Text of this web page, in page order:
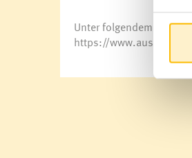
Unter folgendem Link
https://